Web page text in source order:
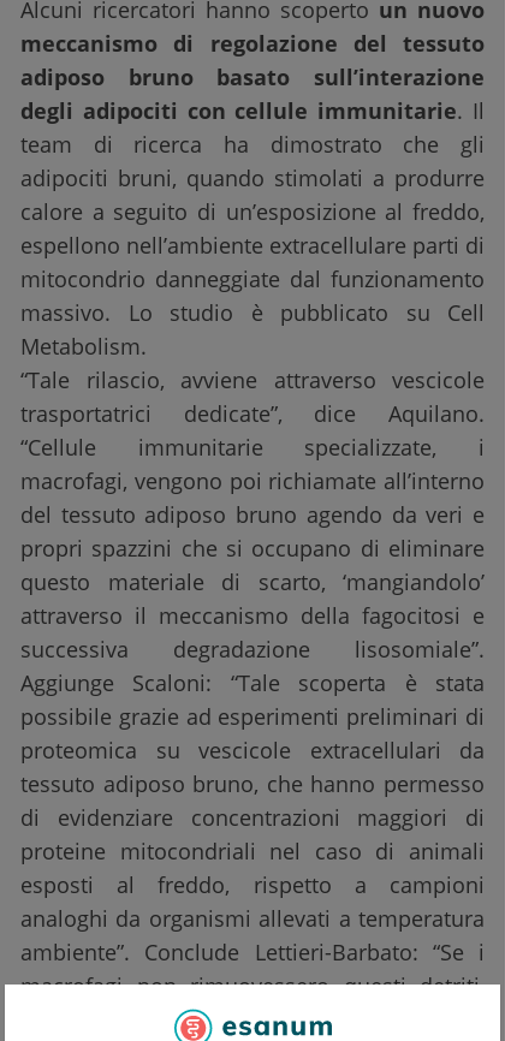
Alcuni ricercatori hanno scoperto un nuovo
meccanismo di regolazione del tessuto
adiposo bruno basato sull’interazione
degli adipociti con cellule immunitarie. Il
team di ricerca ha dimostrato che gli
adipociti bruni, quando stimolati a produrre
calore a seguito di un’esposizione al freddo,
espellono nell’ambiente extracellulare parti di
mitocondrio danneggiate dal funzionamento
massivo. Lo studio è pubblicato su Cell
Metabolism.
“Tale rilascio, avviene attraverso vescicole
trasportatrici dedicate”, dice Aquilano.
“Cellule immunitarie specializzate, i
macrofagi, vengono poi richiamate all’interno
del tessuto adiposo bruno agendo da veri e
propri spazzini che si occupano di eliminare
questo materiale di scarto, ‘mangiandolo’
attraverso il meccanismo della fagocitosi e
successiva degradazione lisosomiale”.
Aggiunge Scaloni: “Tale scoperta è stata
possibile grazie ad esperimenti preliminari di
proteomica su vescicole extracellulari da
tessuto adiposo bruno, che hanno permesso
di evidenziare concentrazioni maggiori di
proteine mitocondriali nel caso di animali
esposti al freddo, rispetto a campioni
analoghi da organismi allevati a temperatura
ambiente”. Conclude Lettieri-Barbato: “Se i
macrofagi non rimuovessero questi detriti,
questi ultimi danneggerebbero gli adipociti